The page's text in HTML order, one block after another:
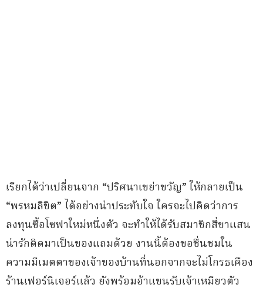
เรียกได้ว่าเปลี่ยนจาก “ปริศนาเขย่าขวัญ” ให้กลายเป็น
“พรหมลิขิต” ได้อย่างน่าประทับใจ ใครจะไปคิดว่าการ
ลงทุนซื้อโซฟาใหม่หนึ่งตัว จะทำให้ได้รับสมาชิกสี่ขาแสน
น่ารักติดมาเป็นของแถมด้วย งานนี้ต้องขอชื่นชมใน
ความมีเมตตาของเจ้าของบ้านที่นอกจากจะไม่โกรธเคือง
ร้านเฟอร์นิเจอร์แล้ว ยังพร้อมอ้าแขนรับเจ้าเหมียวตัว